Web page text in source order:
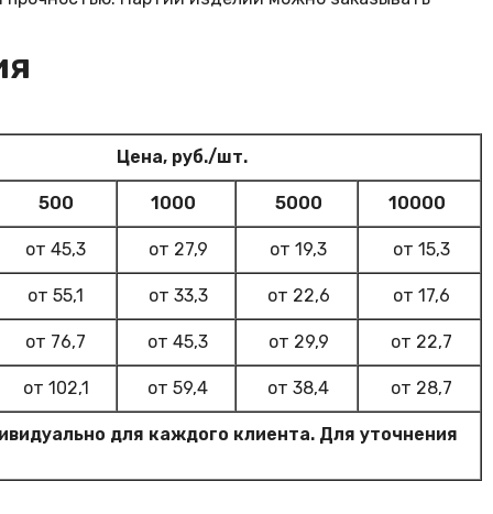
Цена, руб./шт.
500 1000 5000 10000
от 45,3 от 27,9 от 19,3 от 15,3
от 55,1 от 33,3 от 22,6 от 17,6
от 76,7 от 45,3 от 29,9 от 22,7
от 102,1 от 59,4 от 38,4 от 28,7
для каждого клиента. Для уточнения